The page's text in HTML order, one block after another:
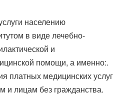
населению
в виде лечебно-
и
помощи, а именно:.
платных медицинских услуг
и лицам без гражданства.